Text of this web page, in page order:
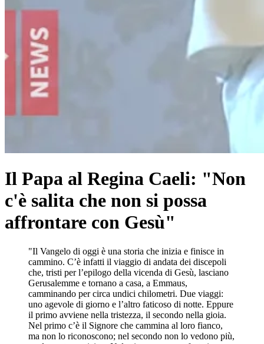
Il Papa al Regina Caeli: "Non
c'è salita che non si possa
affrontare con Gesù"
"Il Vangelo di oggi è una storia che inizia e finisce in
cammino. C’è infatti il viaggio di andata dei discepoli
che, tristi per l’epilogo della vicenda di Gesù, lasciano
Gerusalemme e tornano a casa, a Emmaus,
camminando per circa undici chilometri. Due viaggi:
uno agevole di giorno e l’altro faticoso di notte. Eppure
il primo avviene nella tristezza, il secondo nella gioia.
Nel primo c’è il Signore che cammina al loro fianco,
ma non lo riconoscono; nel secondo non lo vedono più,